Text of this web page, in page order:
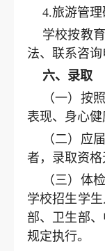
4.旅游管
学校按教
法、联系咨
六、 录取
（一）按
表现、身心
（二）应
者，录取资格
（三）体
学校招生学
部、卫生部
规定执行。